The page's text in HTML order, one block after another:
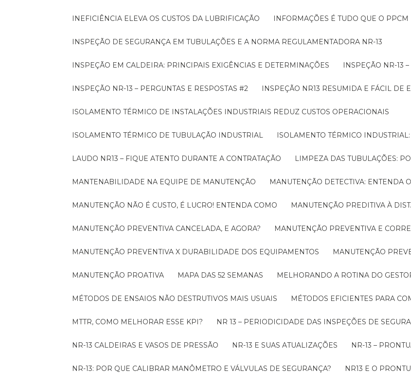
INEFICIÊNCIA ELEVA OS CUSTOS DA LUBRIFICAÇÃO INFORMAÇÕES É TUDO QUE O PPCM
INSPEÇÃO DE SEGURANÇA EM TUBULAÇÕES E A NORMA REGULAMENTADORA NR-13
INSPEÇÃO EM CALDEIRA: PRINCIPAIS EXIGÊNCIAS E DETERMINAÇÕES INSPEÇÃO NR-13
INSPEÇÃO NR-13 – PERGUNTAS E RESPOSTAS #2 INSPEÇÃO NR13 RESUMIDA E FÁCIL DE
ISOLAMENTO TÉRMICO DE INSTALAÇÕES INDUSTRIAIS REDUZ CUSTOS OPERACIONAIS
ISOLAMENTO TÉRMICO DE TUBULAÇÃO INDUSTRIAL ISOLAMENTO TÉRMICO
LAUDO NR13 – FIQUE ATENTO DURANTE A CONTRATAÇÃO LIMPEZA DAS TUBULAÇÕES:
MANTENABILIDADE NA EQUIPE DE MANUTENÇÃO MANUTENÇÃO DETECTIVA: ENTENDA
MANUTENÇÃO NÃO É CUSTO, É LUCRO! ENTENDA COMO MANUTENÇÃO PREDITIVA À
MANUTENÇÃO PREVENTIVA CANCELADA, E AGORA? MANUTENÇÃO PREVENTIVA E
MANUTENÇÃO PREVENTIVA X DURABILIDADE DOS EQUIPAMENTOS MANUTENÇÃO
MANUTENÇÃO PROATIVA MAPA DAS 52 SEMANAS MELHORANDO A ROTINA DO
MÉTODOS DE ENSAIOS NÃO DESTRUTIVOS MAIS USUAIS MÉTODOS EFICIENTES PARA
MTTR, COMO MELHORAR ESSE KPI? NR 13 – PERIODICIDADE DAS INSPEÇÕES DE
NR-13 CALDEIRAS E VASOS DE PRESSÃO NR-13 E SUAS ATUALIZAÇÕES NR-13 –
NR-13: POR QUE CALIBRAR MANÔMETRO E VÁLVULAS DE SEGURANÇA? NR13 E O